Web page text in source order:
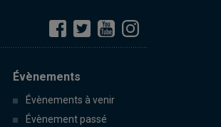
Évènements
Évènements à venir
Évènement passé